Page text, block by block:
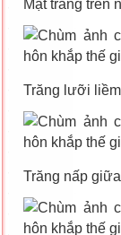
Mặt trăng trên
Trăng lưỡi
Trăng nấp